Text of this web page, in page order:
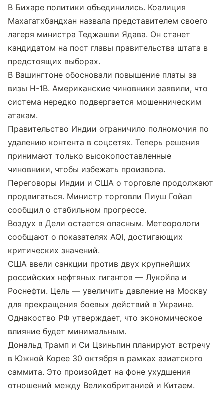
В Бихаре политики объединились. Коалиция
Махагатхбандхан назвала представителем своего
лагеря министра Теджашви Ядава. Он станет
кандидатом на пост главы правительства штата в
предстоящих выборах.
В Вашингтоне обосновали повышение платы за
визы H-1B. Американские чиновники заявили, что
система нередко подвергается мошенническим
атакам.
Правительство Индии ограничило полномочия по
удалению контента в соцсетях. Теперь решения
принимают только высокопоставленные
чиновники, чтобы избежать произвола.
Переговоры Индии и США о торговле продолжают
продвигаться. Министр торговли Пиуш Гойал
сообщил о стабильном прогрессе.
Воздух в Дели остается опасным. Метеорологи
сообщают о показателях AQI, достигающих
критических значений.
США ввели санкции против двух крупнейших
российских нефтяных гигантов — Лукойла и
Роснефти. Цель — увеличить давление на Москву
для прекращения боевых действий в Украине.
Однакоство РФ утверждает, что экономическое
влияние будет минимальным.
Дональд Трамп и Си Цзиньпин планируют встречу
в Южной Корее 30 октября в рамках азиатского
саммита. Это произойдет на фоне ухудшения
отношений между Великобританией и Китаем.